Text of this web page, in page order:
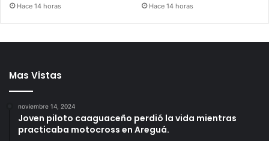
Hace 14 horas Hace 14 horas
Mas Vistas
noviembre 14, 2024
Joven piloto caaguaceño perdió la vida mientras
practicaba motocross en Areguá.